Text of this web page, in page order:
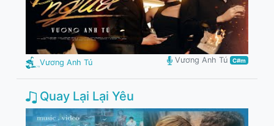
Vương Anh Tú Vương Anh Tú C#m
Quay Lại Lại Yêu